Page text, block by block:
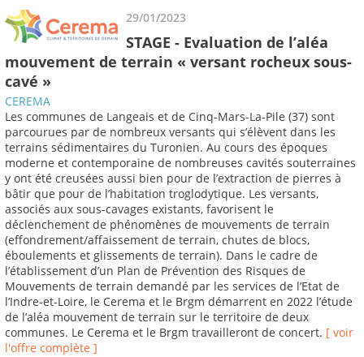
29/01/2023
STAGE - Evaluation de l’aléa
mouvement de terrain « versant rocheux sous-
cavé »
CEREMA
Les communes de Langeais et de Cinq-Mars-La-Pile (37) sont
parcourues par de nombreux versants qui s’élèvent dans les
terrains sédimentaires du Turonien. Au cours des époques
moderne et contemporaine de nombreuses cavités souterraines
y ont été creusées aussi bien pour de l’extraction de pierres à
bâtir que pour de l’habitation troglodytique. Les versants,
associés aux sous-cavages existants, favorisent le
déclenchement de phénomènes de mouvements de terrain
(effondrement/affaissement de terrain, chutes de blocs,
éboulements et glissements de terrain). Dans le cadre de
l’établissement d’un Plan de Prévention des Risques de
Mouvements de terrain demandé par les services de l’Etat de
l’Indre-et-Loire, le Cerema et le Brgm démarrent en 2022 l’étude
de l’aléa mouvement de terrain sur le territoire de deux
communes. Le Cerema et le Brgm travailleront de concert. [ voir
l'offre complète ]